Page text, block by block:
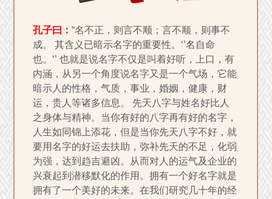
孔子曰：“名不正，则言不顺；言不顺，则事不
成。 其含义已暗示名字的重要性。‘’名自命
也。‘’ 也就是说名字不仅是叫着好听，上口，有
内涵，从另一个角度说名字又是一个气场，它能
暗示人的性格，气质，事业，婚姻，健康，财
运，贵人等诸多信息。 先天八字与姓名好比人
之身体与精神。当你有好的八字再有好的名字，
人生如同锦上添花，但是当你先天八字不好，就
要用名字的好运去扶助，弥补先天的不足，化弱
为强，达到趋吉避凶。从而对人的运气及企业的
兴衰起到潜移默化的作用。拥有一个好名字就是
拥有了一个美好的未来。在我们研究几十年的经